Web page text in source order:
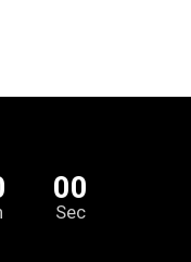
00
Sec